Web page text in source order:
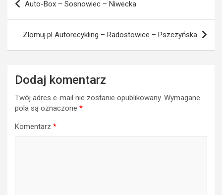
Auto-Box – Sosnowiec – Niwecka
Zlomuj.pl Autorecykling – Radostowice – Pszczyńska
Dodaj komentarz
Twój adres e-mail nie zostanie opublikowany. Wymagane
pola są oznaczone *
Komentarz *